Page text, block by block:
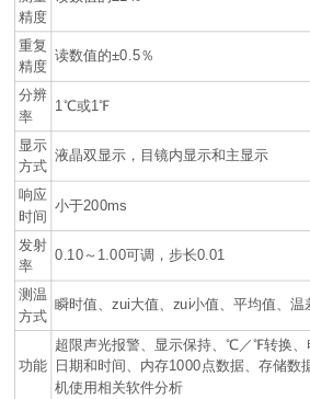
精度
重复
精度
读数值的±0.5％
分辨
率
1℃或1℉
显示
方式
液晶双显示，目镜内显示和主显示
响应
时间
小于200ms
发射
率
0.10～1.00可调，步长0.01
测温
方式
瞬时值、zui大值、zui小值、平均值、温
功能
超限声光报警、显示保持、℃／℉转换、
日期和时间、内存1000点数据、存储数
机使用相关软件分析